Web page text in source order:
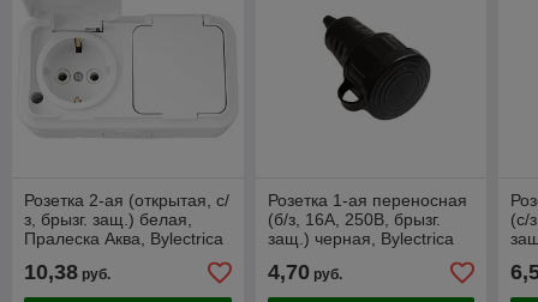
Розетка 2-ая (открытая, с/
з, брызг. защ.) белая,
Пралеска Аква, Bylectrica
10,38 руб.
Розетка 1-ая переносная
(б/з, 16А, 250В, брызг.
защ.) черная, Bylectrica
4,70руб.
(с/